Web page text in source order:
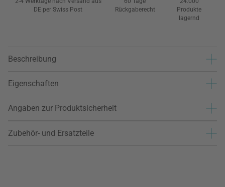
DE per Swiss Post
Rückgaberecht
Produkte
lagernd
Beschreibung
Eigenschaften
Angaben zur Produktsicherheit
Zubehör- und Ersatzteile